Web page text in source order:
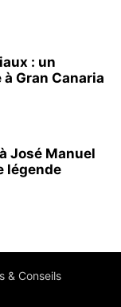
: un
Gran Canaria
José Manuel
légende
& Conseils